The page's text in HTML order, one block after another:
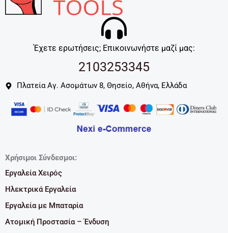
Έχετε ερωτήσεις; Επικοινωνήστε μαζί μας:
2103253345
Πλατεία Αγ. Ασομάτων 8, Θησείο, Αθήνα, Ελλάδα
Χρήσιμοι Σύνδεσμοι:
Εργαλεία Χειρός
Ηλεκτρικά Εργαλεία
Εργαλεία με Μπαταρία
Ατομική Προστασία – Ένδυση